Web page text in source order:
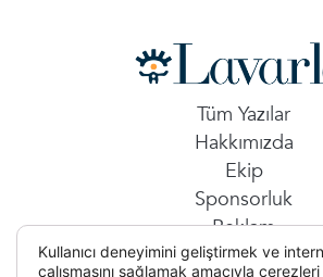
Tüm Yazılar
Hakkımızda
Ekip
Sponsorluk
Reklam
İletişim
Kullanıcı deneyimini geliştirmek ve
çalışmasını sağlamak amacıyla